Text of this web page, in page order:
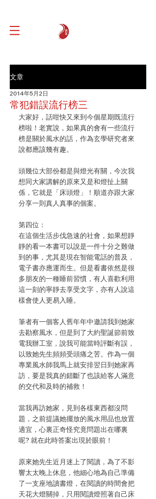
文章
常犯錯誤流行榜三
2014年5月2日
大家好，話咁快又來到今個星期既流行
榜啦！老實說，如果真的會有一些流行
榜是關於風水的話，作為玄學研究者來
說都應該幾有趣。
頭幾位大部份都是與燈光有關，今次我
想同大家講解的原來又是和燈扯上關
係，它就是「床頭燈」！順道亦跟大家
分享一則真人真事的個案。
第四位：
在這個生活步伐急速的社會，如果想靜
靜的看一本書可以說是一件十分之難做
到的事，尤其是現在智能電話的普及，
電子書亦應運而生。但是看書依然是很
多朋友的一種睡前習慣，有人喜歡利用
這一刻的寧靜去享受文字，亦有人說這
樣會使人更易入睡。
筆者有一個客人舊年年中邀請我到她家
去勘察風水，但是到了大約聖誕節前致
電我辦工室，說我可能當時評斷有誤，
以致她先生頻頻受頭痛之苦。作為一個
專業風水師我馬上就安排翌日到她家再
訪，要是我真的錯斷了也該給客人滿意
的交代和及時的補救！
當我再訪她家，見到各樣東西都沒問
題，之前提議她擺放的風水用品也放置
適宜，心裏正奇怪究竟問題出在哪裏
呢? 就在此時答案出現於眼前！
原來她先生近月迷上了閱讀，為了不影
響太太晚上休息，他細心地為自己準備
了一支座地讀書燈，在閱讀的時間會把
天花大燈關掉，只用閱讀燈照著自己床